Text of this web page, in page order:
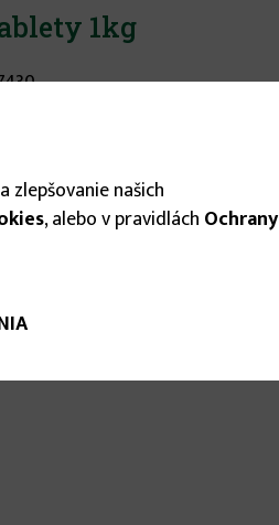
1kg
Nie je skladom
zlepšovanie našich
, alebo v pravidlách Ochrany